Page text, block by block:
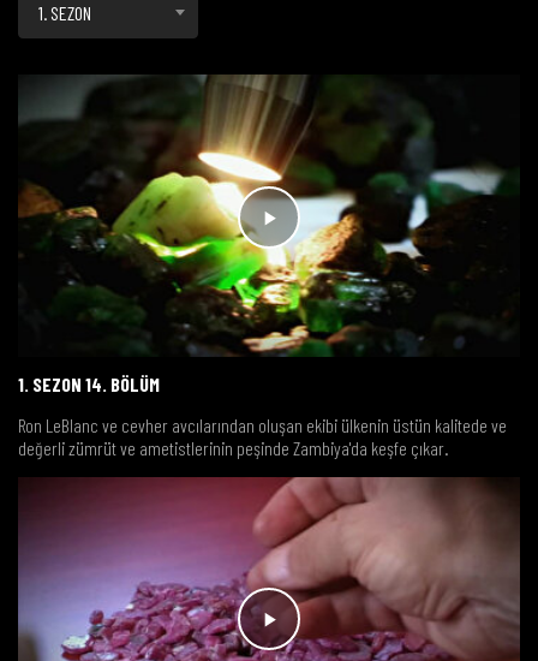
1. SEZON
1. SEZON 14. BÖLÜM
Ron LeBlanc ve cevher avcılarından oluşan ekibi ülkenin üstün kalitede ve
değerli zümrüt ve ametistlerinin peşinde Zambiya'da keşfe çıkar.